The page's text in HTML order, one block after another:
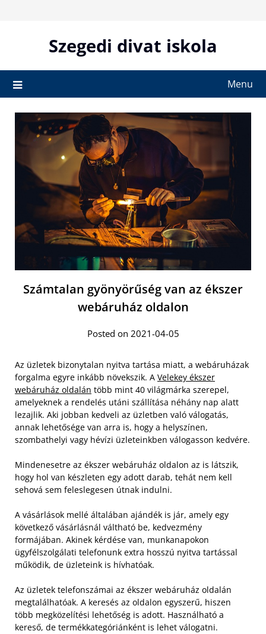
Szegedi divat iskola
Menu
Számtalan gyönyörűség van az ékszer
webáruház oldalon
Posted on 2021-04-05
Az üzletek bizonytalan nyitva tartása miatt, a webáruházak
forgalma egyre inkább növekszik. A Velekey ékszer
webáruház oldalán több mint 40 világmárka szerepel,
amelyeknek a rendelés utáni szállítása néhány nap alatt
lezajlik. Aki jobban kedveli az üzletben való válogatás,
annak lehetősége van arra is, hogy a helyszínen,
szombathelyi vagy hévízi üzleteinkben válogasson kedvére.
Mindenesetre az ékszer webáruház oldalon az is látszik,
hogy hol van készleten egy adott darab, tehát nem kell
sehová sem feleslegesen útnak indulni.
A vásárlások mellé általában ajándék is jár, amely egy
következő vásárlásnál váltható be, kedvezmény
formájában. Akinek kérdése van, munkanapokon
ügyfélszolgálati telefonunk extra hosszú nyitva tartással
működik, de üzleteink is hívhatóak.
Az üzletek telefonszámai az ékszer webáruház oldalán
megtalálhatóak. A keresés az oldalon egyszerű, hiszen
több megközelítési lehetőség is adott. Használható a
kereső, de termékkategóriánként is lehet válogatni.